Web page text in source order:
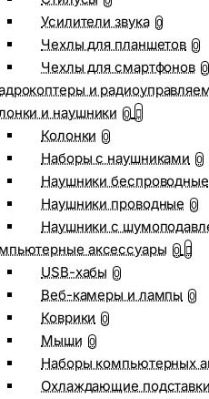
Усилители звука 0
Чехлы для планшетов 0
Чехлы для смартфонов 0
и
и наушники 0
Колонки 0
Наборы с наушниками 0
Наушники беспроводные
Наушники проводные 0
Наушники с
аксессуары 0
USB-хабы 0
Веб-камеры и лампы 0
Коврики 0
Мыши 0
Наборы компьютерных
Охлаждающие